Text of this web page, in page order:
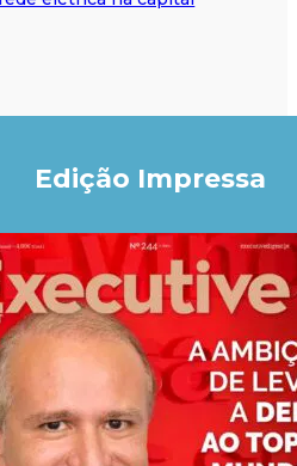
Edição Impressa